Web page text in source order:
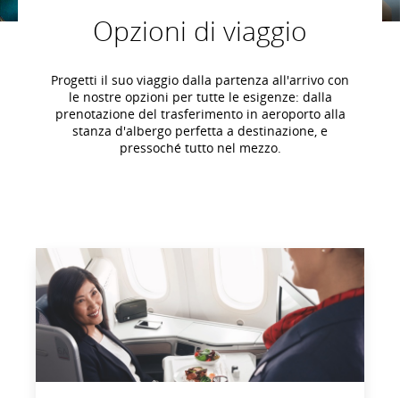
Opzioni di viaggio
Progetti il suo viaggio dalla partenza all'arrivo con
le nostre opzioni per tutte le esigenze: dalla
prenotazione del trasferimento in aeroporto alla
stanza d'albergo perfetta a destinazione, e
pressoché tutto nel mezzo.